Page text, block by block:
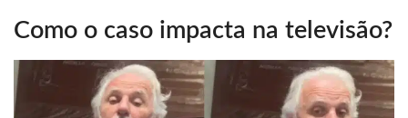
Como o caso impacta na televisão?